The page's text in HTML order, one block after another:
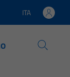
Lingua attiva:
ITA